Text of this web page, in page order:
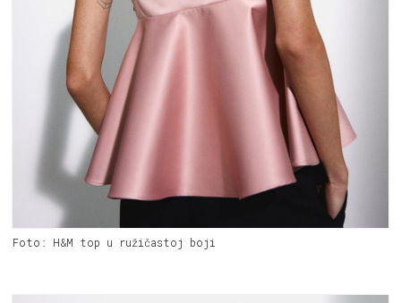
Foto: H&M top u ružičastoj boji